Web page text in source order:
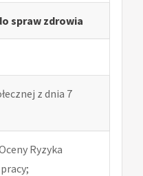
spraw zdrowia
z dnia 7
Ryzyka